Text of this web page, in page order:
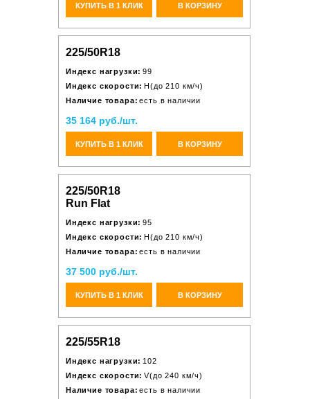
КУПИТЬ В 1 КЛИК В КОРЗИНУ
225/50R18
Индекс нагрузки: 99
Индекс скорости: H(до 210 км/ч)
Наличие товара: есть в наличии
35 164 руб./шт.
КУПИТЬ В 1 КЛИК В КОРЗИНУ
225/50R18
Run Flat
Индекс нагрузки: 95
Индекс скорости: H(до 210 км/ч)
Наличие товара: есть в наличии
37 500 руб./шт.
КУПИТЬ В 1 КЛИК В КОРЗИНУ
225/55R18
Индекс нагрузки: 102
Индекс скорости: V(до 240 км/ч)
Наличие товара: есть в наличии